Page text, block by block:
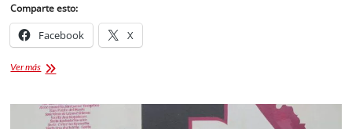
Comparte esto:
Facebook X
Ver másPrimer
Hongos
en